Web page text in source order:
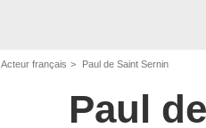
Acteur français Paul de Saint Sernin
Paul